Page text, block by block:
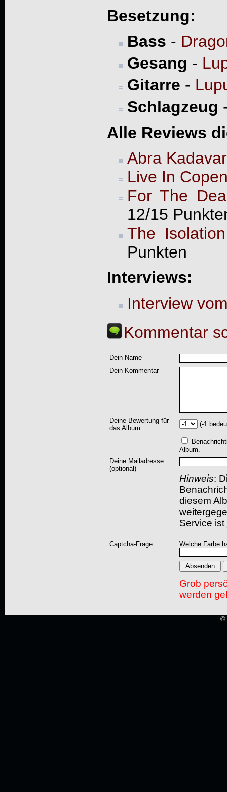
Besetzung:
Bass -
Gesang -
Gitarre -
Schlagzeug
Alle Reviews
Abra Kadavar
Live In
For The
12/15
The
Punkten
Interviews:
Interview
Kommentar
Dein Name
Dein Kommentar
Deine Bewertung für
das Album
(-1
Album.
Deine Mailadresse
(optional)
Hinweis:
diesem
Service
Captcha-Frage Welche Farbe
Grob
werden
©